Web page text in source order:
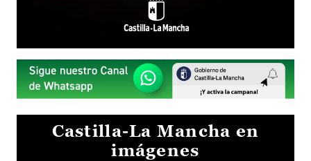
Castilla-La Mancha en
imágenes